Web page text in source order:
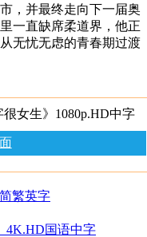
，并最终走向下一届奥
一直缺席柔道界，他正
无忧无虑的青春期过渡
女生》1080p.HD中字
繁英字
4K.HD国语中字